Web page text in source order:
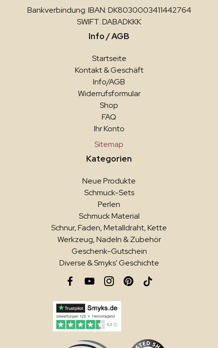
Bankverbindung: IBAN: DK8030003411442764
SWIFT: DABADKKK
Info / AGB
Startseite
Kontakt & Geschäft
Info/AGB
Widerrufsformular
Shop
FAQ
Ihr Konto
Sitemap
Kategorien
Neue Produkte
Schmuck-Sets
Perlen
Schmuck Material
Schnur, Faden, Metalldraht, Kette
Werkzeug, Nadeln & Zubehör
Geschenk-Gutschein
Diverse & Smyks' Geschichte